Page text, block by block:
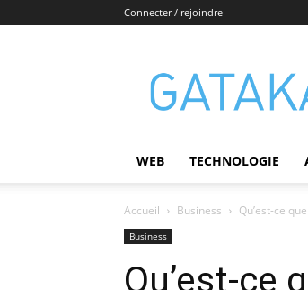
Connecter / rejoindre
WEB TECHNOLOGIE
Accueil Business Qu’est-ce
Business
Qu’est-ce